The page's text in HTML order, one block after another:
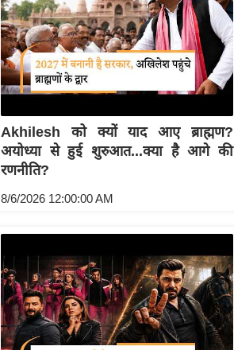
Akhilesh को क्यों याद आए ब्राह्मण?
अयोध्या से हुई शुरुआत...क्या है आगे की
रणनीति?
8/6/2026 12:00:00 AM